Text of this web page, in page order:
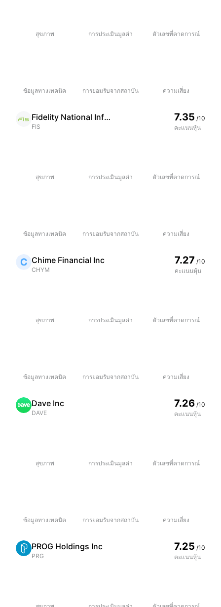
สุขภาพ การประเมินมูลค่า ตัวเลขที่คาดการณ์
ข้อมูลทางเทคนิค การยอมรับจากสถาบัน ความเสี่ยง
Fidelity National Information Services Inc
FIS
7.35 /10
คะเเนนหุ้น
สุขภาพ การประเมินมูลค่า ตัวเลขที่คาดการณ์
ข้อมูลทางเทคนิค การยอมรับจากสถาบัน ความเสี่ยง
Chime Financial Inc
CHYM
7.27 /10
คะเเนนหุ้น
สุขภาพ การประเมินมูลค่า ตัวเลขที่คาดการณ์
ข้อมูลทางเทคนิค การยอมรับจากสถาบัน ความเสี่ยง
Dave Inc
DAVE
7.26 /10
คะเเนนหุ้น
สุขภาพ การประเมินมูลค่า ตัวเลขที่คาดการณ์
ข้อมูลทางเทคนิค การยอมรับจากสถาบัน ความเสี่ยง
PROG Holdings Inc
PRG
7.25 /10
คะเเนนหุ้น